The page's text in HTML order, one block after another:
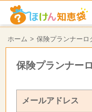
ホーム 保険プランナーロ
保険プランナー
メールアドレス